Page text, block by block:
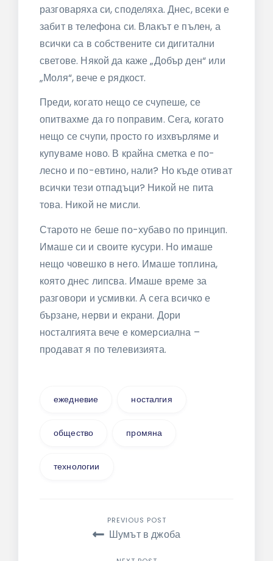
разговаряха си, споделяха. Днес, всеки е
забит в телефона си. Влакът е пълен, а
всички са в собствените си дигитални
светове. Някой да каже „Добър ден“ или
„Моля“, вече е рядкост.
Преди, когато нещо се счупеше, се
опитвахме да го поправим. Сега, когато
нещо се счупи, просто го изхвърляме и
купуваме ново. В крайна сметка е по-
лесно и по-евтино, нали? Но къде отиват
всички тези отпадъци? Никой не пита
това. Никой не мисли.
Старото не беше по-хубаво по принцип.
Имаше си и своите кусури. Но имаше
нещо човешко в него. Имаше топлина,
която днес липсва. Имаше време за
разговори и усмивки. А сега всичко е
бързане, нерви и екрани. Дори
носталгията вече е комерсиална –
продават я по телевизията.
ежедневие носталгия
общество промяна
технологии
Навигация
PREVIOUS POST
Шумът в джоба